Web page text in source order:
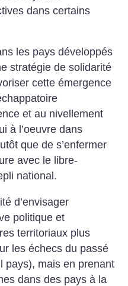
dans certains
les pays développés
stratégie de solidarité
cette émergence
et au nivellement
à l’oeuvre dans
que de s’enfermer
avec le libre-
national.
d’envisager
politique et
territoriaux plus
les échecs du passé
pays), mais en prenant
dans des pays à la